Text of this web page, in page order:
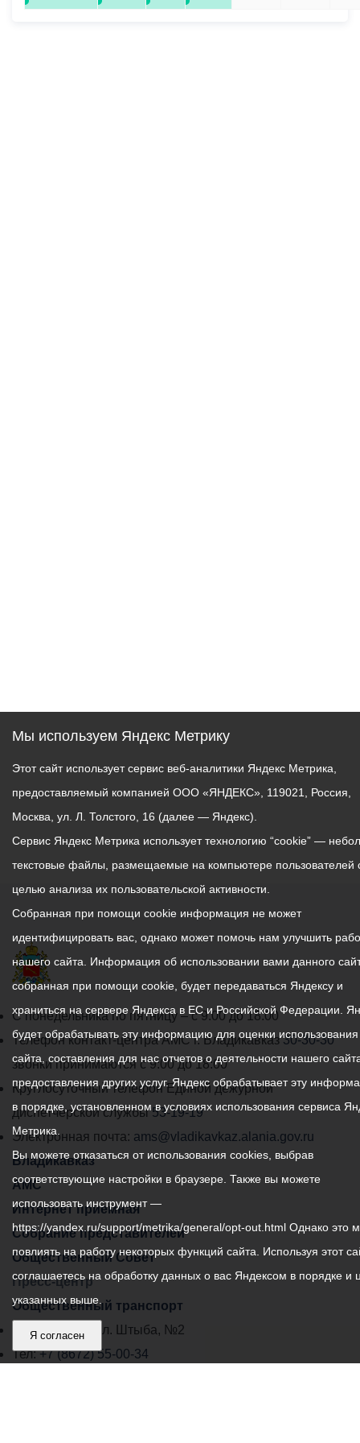
График
работы
администрации
местного
самоуправления
города
Владикавказ:
С понедельника по пятницу – с 9.00 до 18.00
Телефон контакт-центра АМС г. Владикавказ30-30-30
звонки принимаются с 9:00 до 18:00
Круглосуточный телефон Единой дежурной
диспетчерской службы53-19-19
Электронная почта: ams@vladikavkaz.alania.gov.ru
Владикавказ
АМС
Интернет приемная
Собрание представителей
Общественный Совет
Пресс-центр
Общественный транспорт
Владикавказ, пл. Штыба, №2
Тел:+7 (8672) 55-00-34
Мы используем Яндекс Метрику
Этот сайт использует сервис веб-аналитики Яндекс Метрика,
предоставляемый компанией ООО «ЯНДЕКС», 119021, Россия,
Москва, ул. Л. Толстого, 16 (далее — Яндекс).
Сервис Яндекс Метрика использует технологию “cookie” —
текстовые файлы, размещаемые на компьютере пользователей
целью анализа их пользовательской активности.
Собранная при помощи cookie информация не может
идентифицировать вас, однако может помочь нам улучшить
нашего сайта. Информация об использовании вами данного
собранная при помощи cookie, будет передаваться Яндексу и
храниться на сервере Яндекса в ЕС и Российской Федерации.
будет обрабатывать эту информацию для оценки
сайта, составления для нас отчетов о деятельности нашего
предоставления других услуг. Яндекс обрабатывает эту
в порядке, установленном в условиях использования сервиса
Метрика.
Вы можете отказаться от использования cookies, выбрав
соответствующие настройки в браузере. Также вы можете
использовать инструмент —
https://yandex.ru/support/metrika/general/opt-out.html Однако это
повлиять на работу некоторых функций сайта. Используя этот
соглашаетесь на обработку данных о вас Яндексом в порядке и
указанных выше.
Я согласен